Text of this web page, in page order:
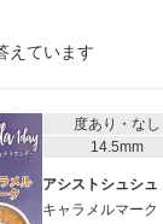
えています
度あり・なし
14.5mm
アシストシュシ
キャラメルマーク